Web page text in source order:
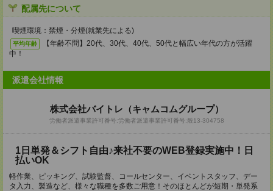
配属先について
喫煙環境：禁煙・分煙(就業先による)
平均年齢
【年齢不問】20代、30代、40代、50代と幅広い年代の方が活躍
中！
派遣会社情報
株式会社バイトレ（キャムコムグループ）
労働者派遣事業許可番号:労働者派遣事業許可番号:般13-304758
1日単発＆シフト自由♪来社不要のWEB登録実施中！日
払いOK
軽作業、ピッキング、試験監督、コールセンター、イベントスタッフ、デー
タ入力、製造など、様々な職種を多数ご用意！そのほとんどが短期・単発系